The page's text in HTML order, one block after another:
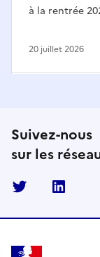
à la rentrée
20 juillet 2026
Suivez-nous
sur les
Twitter